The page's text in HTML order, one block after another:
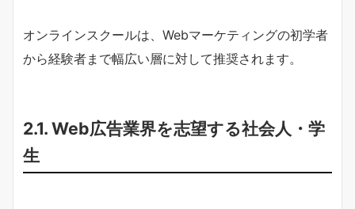
オンラインスクールは、Webマーケティングの初学者
から経験者まで幅広い層に対して推奨されます。
2.1. Web広告業界を志望する社会人・学
生